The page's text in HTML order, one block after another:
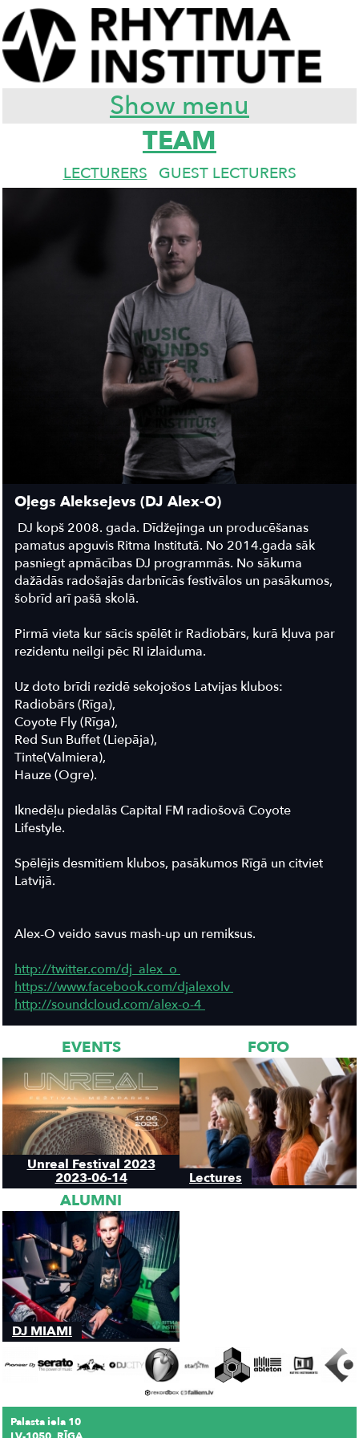
Show menu
TEAM
LECTURERS GUEST LECTURERS
Oļegs Aleksejevs (DJ Alex-O)
DJ kopš 2008. gada. Dīdžejinga un producēšanas
pamatus apguvis Ritma Institutā. No 2014.gada sāk
pasniegt apmācības DJ programmās. No sākuma
dažādās radošajās darbnīcās festivālos un pasākumos,
šobrīd arī pašā skolā.
Pirmā vieta kur sācis spēlēt ir Radiobārs, kurā kļuva par
rezidentu neilgi pēc RI izlaiduma.
Uz doto brīdi rezidē sekojošos Latvijas klubos:
Radiobārs (Rīga),
Coyote Fly (Rīga),
Red Sun Buffet (Liepāja),
Tinte(Valmiera),
Hauze (Ogre).
Iknedēļu piedalās Capital FM radiošovā Coyote
Lifestyle.
Spēlējis desmitiem klubos, pasākumos Rīgā un citviet
Latvijā.
Alex-O veido savus mash-up un remiksus.
http://twitter.com/dj_alex_o
https://www.facebook.com/djalexolv
http://soundcloud.com/alex-o-4
EVENTS
Unreal Festival 2023
2023-06-14
FOTO
Lectures
ALUMNI
DJ MIAMI
Palasta iela 10